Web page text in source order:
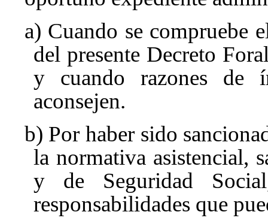
a) Cuando se compruebe
del presente Decreto
y cuando razones de
aconsejen.
b) Por haber sido
la normativa asistencial,
y de Seguridad
responsabilidades que